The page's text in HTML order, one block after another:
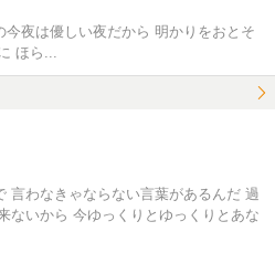
夜は優しい夜だから 明かりをおとそ
ほら...
言わなきゃならない言葉があるんだ 過
ないから 今ゆっくりとゆっくりとあな